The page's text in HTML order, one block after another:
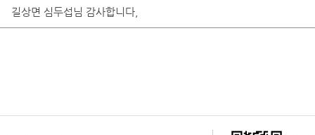
길상면 심두섭님 감사합니다,